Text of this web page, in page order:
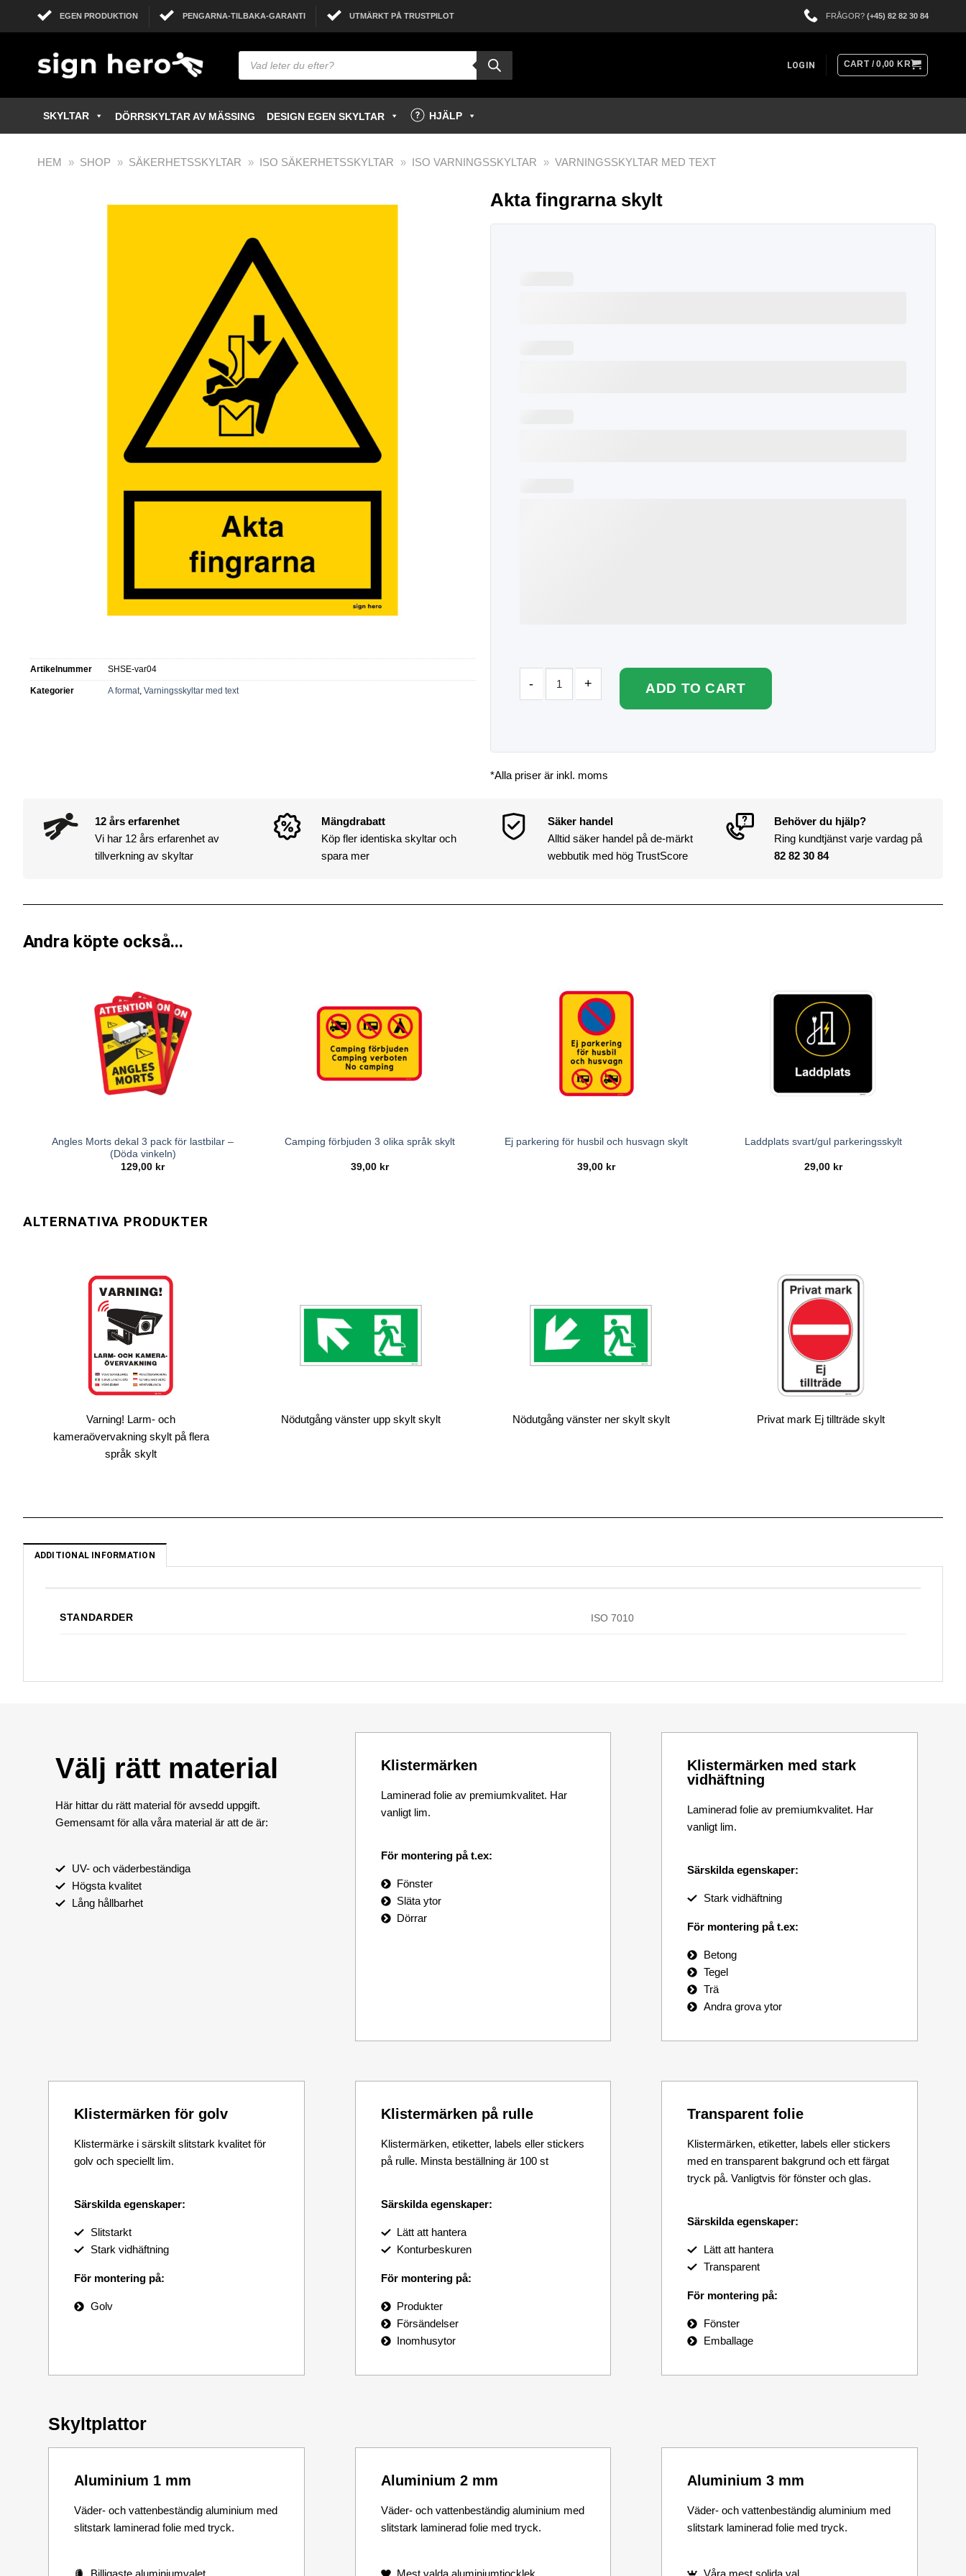
EGEN PRODUKTION PENGARNA-TILBAKA-GARANTI UTMÄRKT PÅ TRUSTPILOT FRÅGOR? (+45) 82 82 30 84
LOGIN CART /0,00 KR
SKYLTAR DÖRRSKYLTAR AV MÄSSING DESIGN EGEN SKYLTAR HJÄLP
HEM » SHOP » SÄKERHETSSKYLTAR » ISO SÄKERHETSSKYLTAR » ISO VARNINGSSKYLTAR » VARNINGSSKYLTAR MED TEXT
Artikelnummer SHSE-var04
Kategorier A format, Varningsskyltar med text
Akta fingrarna skylt
ADD TO CART
*Alla priser är inkl. moms
12 års erfarenhet
Vi har 12 års erfarenhet av
tillverkning av skyltar
Mängdrabatt
Köp fler identiska skyltar och
spara mer
Säker handel
Alltid säker handel på de-märkt
webbutik med hög TrustScore
Behöver du hjälp?
Ring kundtjänst varje vardag på
82 82 30 84
Andra köpte också...
Angles Morts dekal 3 pack för lastbilar –
(Döda vinkeln)
129,00 kr
Camping förbjuden 3 olika språk skylt
39,00 kr
Ej parkering för husbil och husvagn skylt
39,00 kr
Laddplats svart/gul parkeringsskylt
29,00 kr
Varning! Larm- och
kameraövervakning skylt på flera
språk skylt
Nödutgång vänster upp skylt skylt Nödutgång vänster ner skylt skylt Privat mark Ej tillträde skylt
ADDITIONAL INFORMATION
STANDARDER ISO 7010
Välj rätt material
Här hittar du rätt material för avsedd uppgift.
Gemensamt för alla våra material är att de är:
UV- och väderbeständiga
Högsta kvalitet
Lång hållbarhet
Klistermärken
Laminerad folie av premiumkvalitet. Har
vanligt lim.
För montering på t.ex:
Fönster
Släta ytor
Dörrar
Klistermärken med stark
vidhäftning
Laminerad folie av premiumkvalitet. Har
vanligt lim.
Särskilda egenskaper:
Stark vidhäftning
För montering på t.ex:
Betong
Tegel
Trä
Andra grova ytor
Klistermärken för golv
Klistermärke i särskilt slitstark kvalitet för
golv och speciellt lim.
Särskilda egenskaper:
Slitstarkt
Stark vidhäftning
För montering på:
Golv
Klistermärken på rulle
Klistermärken, etiketter, labels eller stickers
på rulle. Minsta beställning är 100 st
Särskilda egenskaper:
Lätt att hantera
Konturbeskuren
För montering på:
Produkter
Försändelser
Inomhusytor
Transparent folie
Klistermärken, etiketter, labels eller stickers
med en transparent bakgrund och ett färgat
tryck på. Vanligtvis för fönster och glas.
Särskilda egenskaper:
Lätt att hantera
Transparent
För montering på:
Fönster
Emballage
Skyltplattor
Aluminium 1 mm
Väder- och vattenbeständig aluminium med
slitstark laminerad folie med tryck.
Billigaste aluminiumvalet
Aluminium 2 mm
Väder- och vattenbeständig aluminium med
slitstark laminerad folie med tryck.
Mest valda aluminiumtjocklek
Aluminium 3 mm
Väder- och vattenbeständig aluminium med
slitstark laminerad folie med tryck.
Våra mest solida val